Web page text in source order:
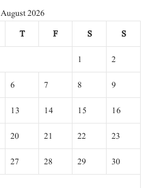
August 2026
T F S
S
1
2
6 7 8
9
13 14 15
16
20 21 22
23
27 28 29
30